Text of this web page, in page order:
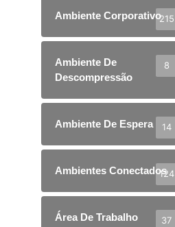
Ambiente Corporativo215
Ambiente De
Descompressão
8
Ambiente De Espera 14
Ambientes Conectados124
Área De Trabalho 37